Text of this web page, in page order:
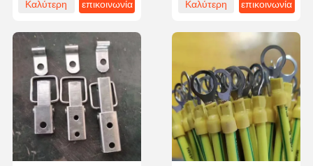
Καλύτερη
επικοινωνία
Καλύτερη
επικοινωνία